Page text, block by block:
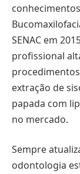
SENAC em
profissional
extração de
papada com
no mercado.
Sempre
odontologia